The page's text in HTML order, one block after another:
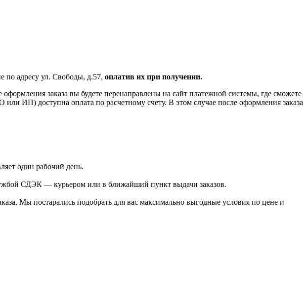
по адресу ул. Свободы, д.57, оплатив их при получении.
оформления заказа вы будете перенаправлены на сайт платежной системы, где сможете
ИП) доступна оплата по расчетному счету. В этом случае после оформления заказа
один рабочий день.
СДЭК — курьером или в ближайший пункт выдачи заказов.
Мы постарались подобрать для вас максимально выгодные условия по цене и